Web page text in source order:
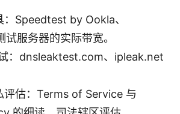
：Speedtest by Ookla、
服务器的实际带宽。
：dnsleaktest.com、ipleak.net
评估：Terms of Service 与